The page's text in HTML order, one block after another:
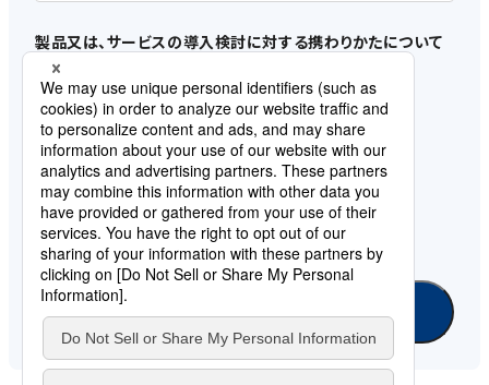
製品又は、サービスの導入検討に対する携わりかたについて
お聞かせください。
自社でのご利用
お客様へのご提案・販売
課題への取組み状況をお聞かせください
検討中
情報収集中